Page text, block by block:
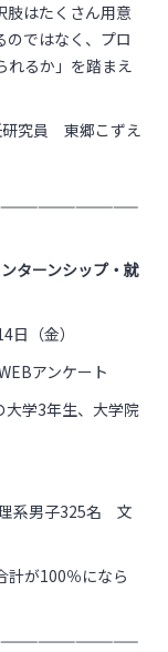
肢はたくさん用意
のではなく、プロ
れるか」を踏まえ
究員 東郷こずえ
ターンシップ・就
（金）
アンケート
学3年生、大学院
系男子325名 文
計が100％になら